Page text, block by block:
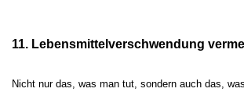
11. Lebensmittelverschwendung
Nicht nur das, was man tut, sondern auch das,